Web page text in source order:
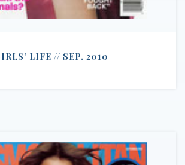
LIFE // SEP. 2010